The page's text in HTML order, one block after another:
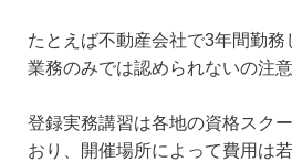
たとえば不動産会社で3年間勤
業務のみでは認められないの注意
登録実務講習は各地の資格スク
おり、開催場所によって費用は